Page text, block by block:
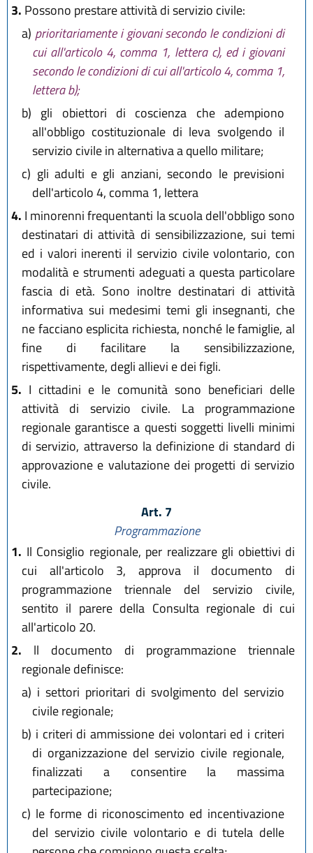
3. Possono prestare attività di servizio civile:
a) prioritariamente i giovani secondo le condizioni di
cui all'articolo 4, comma 1, lettera c), ed i giovani
secondo le condizioni di cui all'articolo 4, comma 1,
lettera b);
b) gli obiettori di coscienza che adempiono
all'obbligo costituzionale di leva svolgendo il
servizio civile in alternativa a quello militare;
c) gli adulti e gli anziani, secondo le previsioni
dell'articolo 4, comma 1, lettera
4. I minorenni frequentanti la scuola dell'obbligo sono
destinatari di attività di sensibilizzazione, sui temi
ed i valori inerenti il servizio civile volontario, con
modalità e strumenti adeguati a questa particolare
fascia di età. Sono inoltre destinatari di attività
informativa sui medesimi temi gli insegnanti, che
ne facciano esplicita richiesta, nonché le famiglie, al
fine di facilitare la sensibilizzazione,
rispettivamente, degli allievi e dei figli.
5. I cittadini e le comunità sono beneficiari delle
attività di servizio civile. La programmazione
regionale garantisce a questi soggetti livelli minimi
di servizio, attraverso la definizione di standard di
approvazione e valutazione dei progetti di servizio
civile.
Art. 7
Programmazione
1. Il Consiglio regionale, per realizzare gli obiettivi di
cui all'articolo 3, approva il documento di
programmazione triennale del servizio civile,
sentito il parere della Consulta regionale di cui
all'articolo 20.
2. ll documento di programmazione triennale
regionale definisce:
a) i settori prioritari di svolgimento del servizio
civile regionale;
b) i criteri di ammissione dei volontari ed i criteri
di organizzazione del servizio civile regionale,
finalizzati a consentire la massima
partecipazione;
c) le forme di riconoscimento ed incentivazione
del servizio civile volontario e di tutela delle